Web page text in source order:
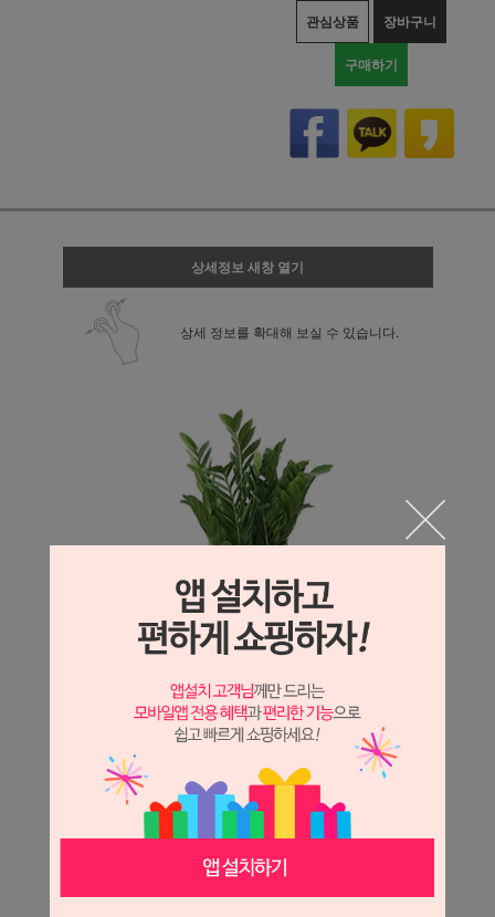
관심상품 장바구니
구매하기
상세정보 새창 열기
상세 정보를 확대해 보실 수 있습니다.